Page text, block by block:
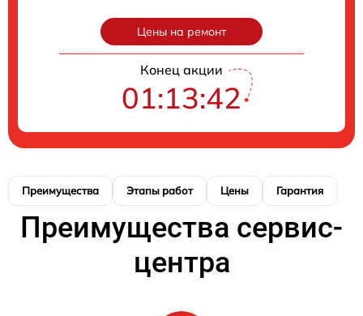
Цены на ремонт
Конец акции
01:13:41
Преимущества Этапы работ Цены Гарантия
Преимущества сервис-
центра